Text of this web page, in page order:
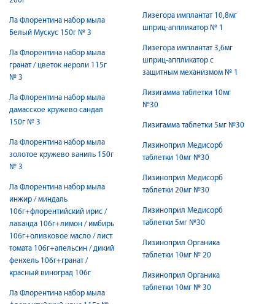
Ла Флорентина набор мыла
Белый Мускус 150г № 3
Ла Флорентина набор мыла
гранат / цветок нероли 115г
№ 3
Ла Флорентина набор мыла
дамасское кружево сандал
150г № 3
Ла Флорентина набор мыла
золотое кружево ваниль 150г
№ 3
Ла Флорентина набор мыла
инжир / миндаль
106г+флорентийский ирис /
лаванда 106г+лимон / имбирь
106г+оливковое масло / лист
томата 106г+апельсин / дикий
фенхель 106г+гранат /
красный виноград 106г
Ла Флорентина набор мыла
Лизегора имплантат 10,8мг
шприц-аппликатор № 1
Лизегора имплантат 3,6мг
шприц-аппликатор с
защитным механизмом № 1
Лизигамма таблетки 10мг
№30
Лизигамма таблетки 5мг №30
Лизиноприл Медисорб
таблетки 10мг №30
Лизиноприл Медисорб
таблетки 20мг №30
Лизиноприл Медисорб
таблетки 5мг №30
Лизиноприл Органика
таблетки 10мг № 20
Лизиноприл Органика
таблетки 10мг № 30